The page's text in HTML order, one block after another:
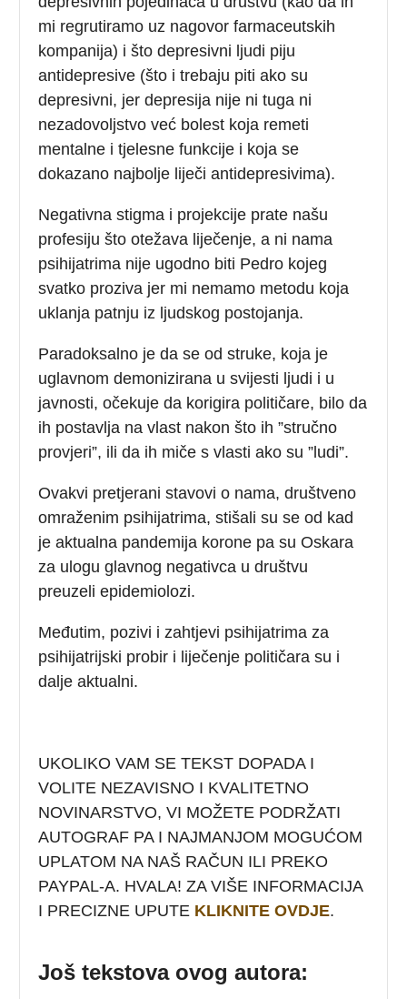
mi regrutiramo uz nagovor farmaceutskih
kompanija) i što depresivni ljudi piju
antidepresive (što i trebaju piti ako su
depresivni, jer depresija nije ni tuga ni
nezadovoljstvo već bolest koja remeti
mentalne i tjelesne funkcije i koja se
dokazano najbolje liječi antidepresivima).
Negativna stigma i projekcije prate našu
profesiju što otežava liječenje, a ni nama
psihijatrima nije ugodno biti Pedro kojeg
svatko proziva jer mi nemamo metodu koja
uklanja patnju iz ljudskog postojanja.
Paradoksalno je da se od struke, koja je
uglavnom demonizirana u svijesti ljudi i u
javnosti, očekuje da korigira političare, bilo da
ih postavlja na vlast nakon što ih ”stručno
provjeri”, ili da ih miče s vlasti ako su ”ludi”.
Ovakvi pretjerani stavovi o nama, društveno
omraženim psihijatrima, stišali su se od kad
je aktualna pandemija korone pa su Oskara
za ulogu glavnog negativca u društvu
preuzeli epidemiolozi.
Međutim, pozivi i zahtjevi psihijatrima za
psihijatrijski probir i liječenje političara su i
dalje aktualni.
UKOLIKO VAM SE TEKST DOPADA I
VOLITE NEZAVISNO I KVALITETNO
NOVINARSTVO, VI MOŽETE PODRŽATI
AUTOGRAF PA I NAJMANJOM MOGUĆOM
UPLATOM NA NAŠ RAČUN ILI PREKO
PAYPAL-A. HVALA! ZA VIŠE INFORMACIJA
I PRECIZNE UPUTE KLIKNITE OVDJE.
Još tekstova ovog autora: